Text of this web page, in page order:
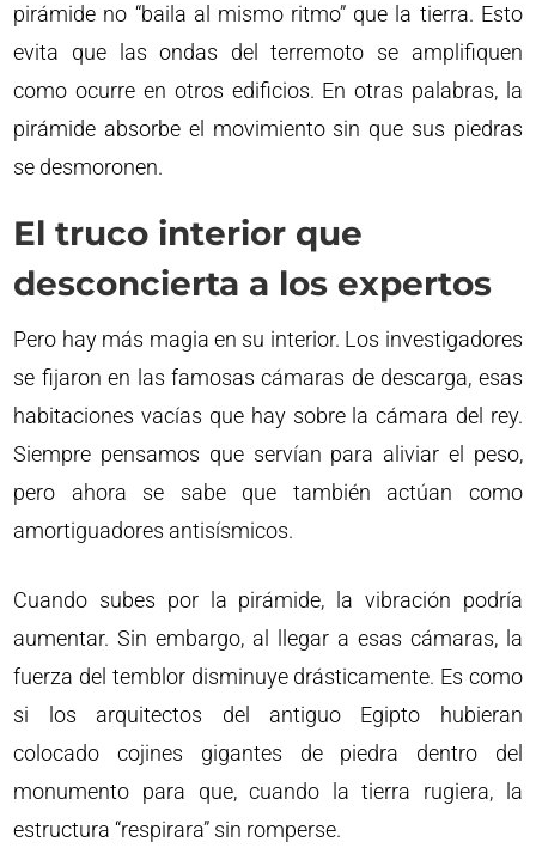
pirámide no “baila al mismo ritmo” que la tierra. Esto
evita que las ondas del terremoto se amplifiquen
como ocurre en otros edificios. En otras palabras, la
pirámide absorbe el movimiento sin que sus piedras
se desmoronen.
El truco interior que
desconcierta a los expertos
Pero hay más magia en su interior. Los investigadores
se fijaron en las famosas cámaras de descarga, esas
habitaciones vacías que hay sobre la cámara del rey.
Siempre pensamos que servían para aliviar el peso,
pero ahora se sabe que también actúan como
amortiguadores antisísmicos.
Cuando subes por la pirámide, la vibración podría
aumentar. Sin embargo, al llegar a esas cámaras, la
fuerza del temblor disminuye drásticamente. Es como
si los arquitectos del antiguo Egipto hubieran
colocado cojines gigantes de piedra dentro del
monumento para que, cuando la tierra rugiera, la
estructura “respirara” sin romperse.